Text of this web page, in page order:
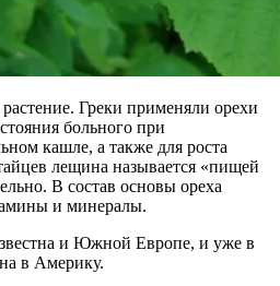
Греки применяли орехи
больного при
кашле, а также для роста
лещина называется «пищей
В состав основы ореха
и минералы.
и Южной Европе, и уже в
в Америку.